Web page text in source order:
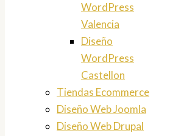
WordPress
Valencia
Diseño
WordPress
Castellon
Tiendas Ecommerce
Diseño Web Joomla
Diseño Web Drupal